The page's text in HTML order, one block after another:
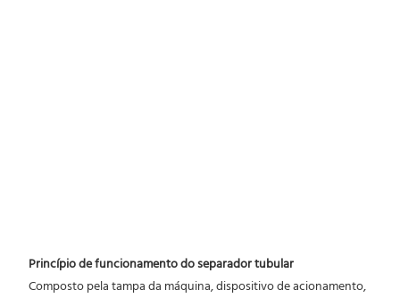
Princípio de funcionamento do separador tubular